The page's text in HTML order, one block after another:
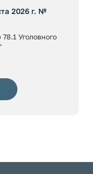
2026 г. №
Уголовного